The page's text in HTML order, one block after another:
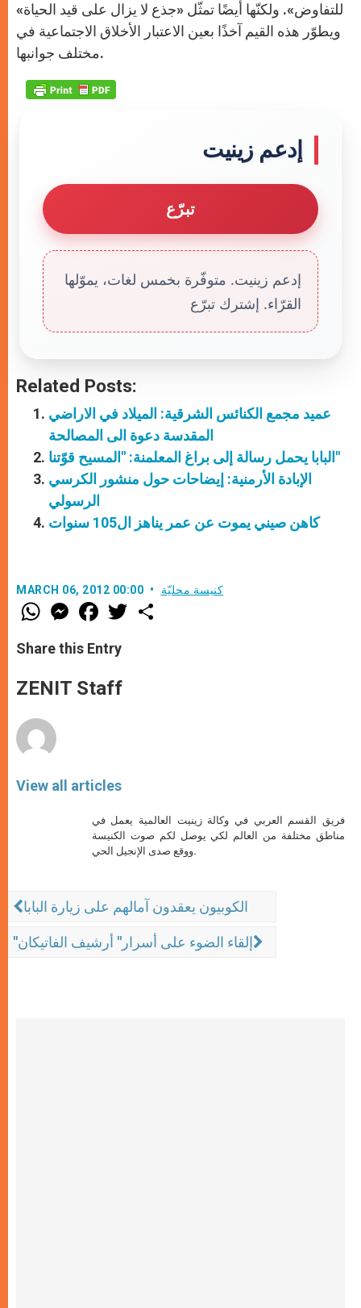
للتفاوض». ولكنّها أيضًا تمثّل «جذع لا يزال على قيد الحياة»
ويطوّر هذه القيم آخذًا بعين الاعتبار الأخلاق الاجتماعية في
مختلف جوانبها.
إدعم زينيت
تبرّع
إدعم زينيت. متوفّرة بخمس لغات، يموّلها
القرّاء. إشترك تبرّع
Related Posts:
عميد مجمع الكنائس الشرقية: الميلاد في الاراضي
المقدسة دعوة الى المصالحة
البابا يحمل رسالة إلى براغ المعلمنة: "المسيح قوّتنا"
الإبادة الأرمنية: إيضاحات حول منشور الكرسي
الرسولي
كاهن صيني يموت عن عمر يناهز ال105 سنوات
MARCH 06, 2012 00:00 كنيسة محليّة
W
h
t
s
p
p
M
e
s
e
g
e
F
a
e
b
o
k
w
Share this Entry
ZENIT Staff
View all articles
فريق القسم العربي في وكالة زينيت العالمية يعمل في
مناطق مختلفة من العالم لكي يوصل لكم صوت الكنيسة
ووقع صدى الإنجيل الحي.
الكوبيون يعقدون آمالهم على زيارة البابا
"إلقاء الضوء على أسرار" أرشيف الفاتيكان